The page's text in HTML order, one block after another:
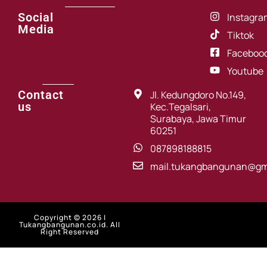
Social
Media
Tiktok
Youtube
Contact
us
Jl. Kedungdoro No.149,
Kec.Tegalsari,
Surabaya, Jawa Timur
60251
087898188815
Copyright © 2026 |
Tukangbangunan.co.id. All
Right Reserved